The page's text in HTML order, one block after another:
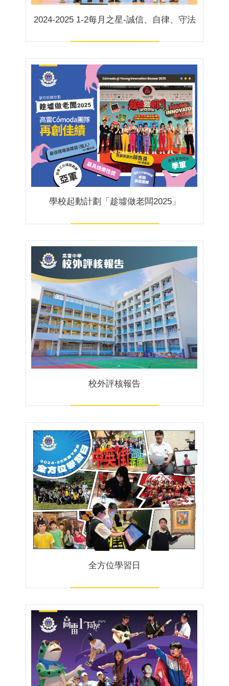
2024-2025 1-2每月之星-誠信、自律、守法
學校起動計劃「趁墟做老闆2025」
校外評核報告
全方位學習日